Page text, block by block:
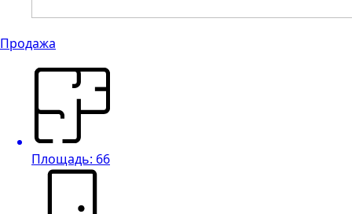
Продажа
Площадь: 66